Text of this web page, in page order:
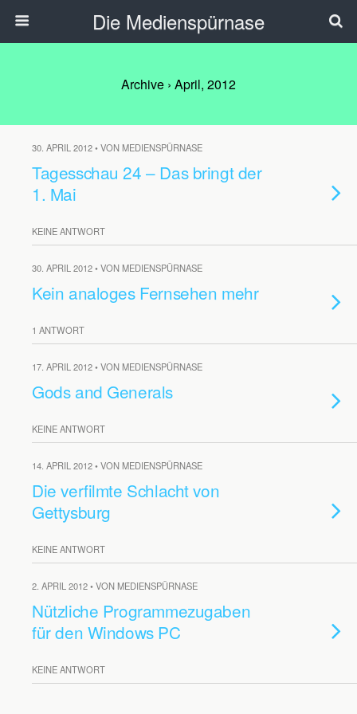
Die Medienspürnase
Archive › April, 2012
30. APRIL 2012 • VON MEDIENSPÜRNASE
Tagesschau 24 – Das bringt der
1. Mai
KEINE ANTWORT
30. APRIL 2012 • VON MEDIENSPÜRNASE
Kein analoges Fernsehen mehr
1 ANTWORT
17. APRIL 2012 • VON MEDIENSPÜRNASE
Gods and Generals
KEINE ANTWORT
14. APRIL 2012 • VON MEDIENSPÜRNASE
Die verfilmte Schlacht von
Gettysburg
KEINE ANTWORT
2. APRIL 2012 • VON MEDIENSPÜRNASE
Nützliche Programmezugaben
für den Windows PC
KEINE ANTWORT